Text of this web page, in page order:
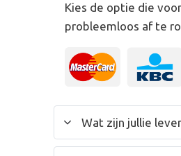
Kies de optie die
probleemloos af te
Wat zijn jullie